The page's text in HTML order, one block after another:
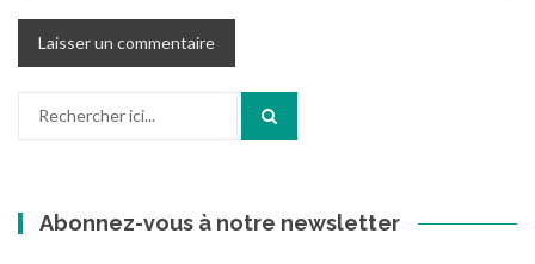
Abonnez-vous à notre newsletter